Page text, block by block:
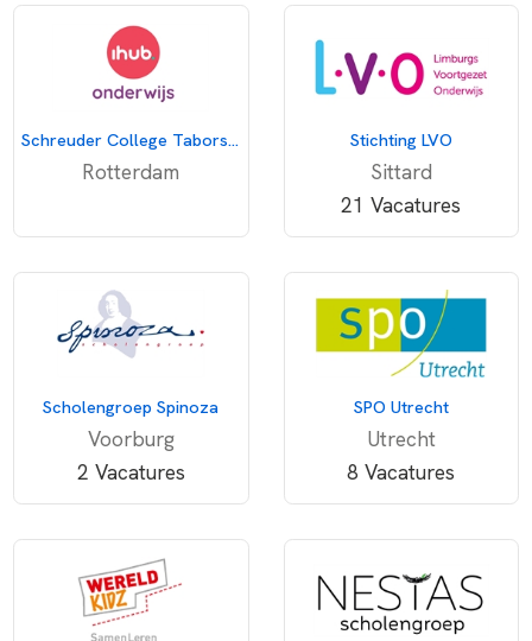
Schreuder College Taborstraat
Rotterdam
Stichting LVO
Sittard
21 Vacatures
Scholengroep Spinoza
Voorburg
2 Vacatures
SPO Utrecht
Utrecht
8 Vacatures